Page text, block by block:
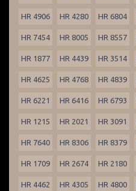
HR 4906 HR 4280 HR 6804
HR 7454 HR 8005 HR 8557
HR 1877 HR 4439 HR 3514
HR 4625 HR 4768 HR 4839
HR 6221 HR 6416 HR 6793
HR 1215 HR 2021 HR 3091
HR 7640 HR 8306 HR 8379
HR 1709 HR 2674 HR 2180
HR 4462 HR 4305 HR 4800